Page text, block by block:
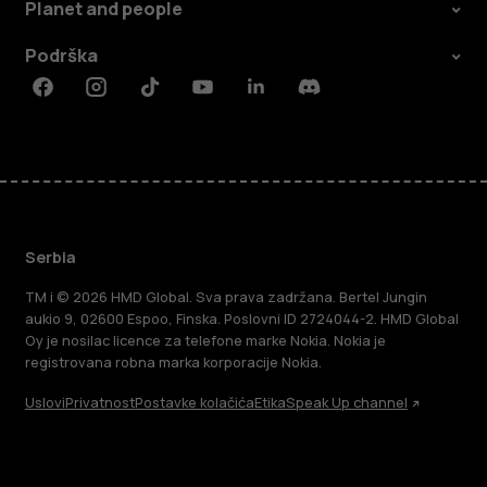
Planet and people
Podrška
FacebookInstagramTiktokYoutubeLinkedinDiscord
Serbia
TM i © 2026 HMD Global. Sva prava zadržana. Bertel Jungin
aukio 9, 02600 Espoo, Finska. Poslovni ID 2724044-2. HMD Global
Oy je nosilac licence za telefone marke Nokia. Nokia je
registrovana robna marka korporacije Nokia.
UsloviPrivatnostPostavke kolačićaEtikaSpeak Up channel